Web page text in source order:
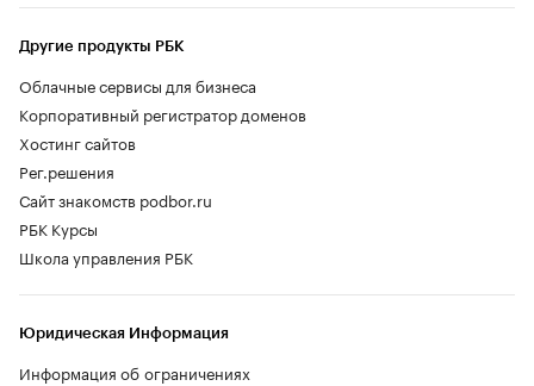
Другие продукты РБК
Облачные сервисы для бизнеса
Корпоративный регистратор доменов
Хостинг сайтов
Рег.решения
Сайт знакомств podbor.ru
РБК Курсы
Школа управления РБК
Юридическая Информация
Информация об ограничениях